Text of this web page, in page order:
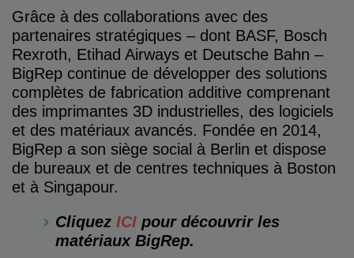
Grâce à des collaborations avec des
partenaires stratégiques – dont BASF, Bosch
Rexroth, Etihad Airways et Deutsche Bahn –
BigRep continue de développer des solutions
complètes de fabrication additive comprenant
des imprimantes 3D industrielles, des logiciels
et des matériaux avancés. Fondée en 2014,
BigRep a son siège social à Berlin et dispose
de bureaux et de centres techniques à Boston
et à Singapour.
Cliquez ICI pour découvrir les
matériaux BigRep.